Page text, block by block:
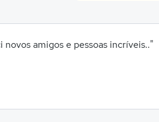
amigos e pessoas incríveis.."